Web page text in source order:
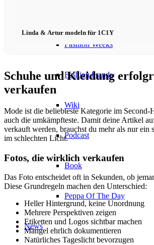
Fashion Weeks
Fashion brands
Wiki
Podcast
Book
Peppa Of The Day
News
Linda & Artur modeln für 1C1Y
Schuhe und Kleidung
verkaufen
Mode ist die beliebteste Kategorie im Second-
auch die umkämpfteste. Damit deine Artikel
verkauft werden, brauchst du mehr als nur ein
im schlechten Licht.
Fotos, die wirklich verkaufen
Das Foto entscheidet oft in Sekunden, ob
Diese Grundregeln machen den Unterschied:
Heller Hintergrund, keine Unordnung
Mehrere Perspektiven zeigen
Etiketten und Logos sichtbar machen
Mängel ehrlich dokumentieren
Natürliches Tageslicht bevorzugen